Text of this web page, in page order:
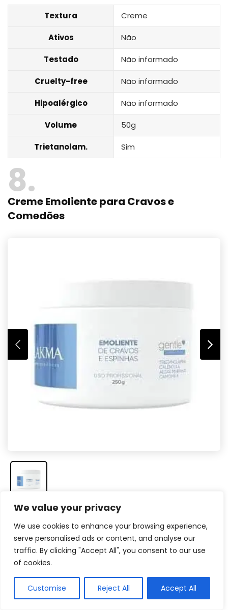
We value your privacy
We use cookies to enhance your browsing experience,
serve personalised ads or content, and analyse our
traffic. By clicking "Accept All", you consent to our use
of cookies.
Customise Reject All Accept All
Textura Creme
Ativos Não
Testado Não informado
Cruelty-free Não informado
Hipoalérgico Não informado
Volume 50g
Trietanolam. Sim
8
Creme Emoliente para Cravos e
Comedões
Veja na Amazon
Combinação de ativos para extrair todos
os cravos da pele
O creme de limpeza da Akma éperfeito para
quem procura por um emoliente para cravos